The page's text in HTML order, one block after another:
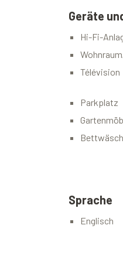
Geräte
Hi-Fi-
Télévision
Parkplatz
Sprache
Englisch